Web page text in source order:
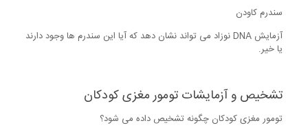
سندرم کاودن
آزمایش DNA نوزاد می تواند نشان دهد که آیا این سندرم ها وجود دارند
یا خیر.
تشخیص و آزمایشات تومور مغزی کودکان
تومور مغزی کودکان چگونه تشخیص داده می شود؟